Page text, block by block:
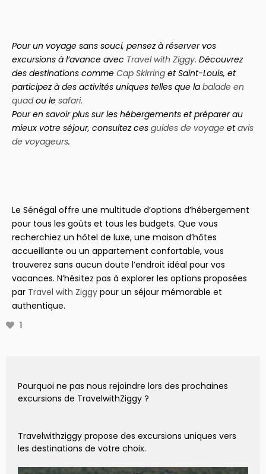
Pour un voyage sans souci, pensez à réserver vos
excursions à l’avance avec Travel with Ziggy. Découvrez
des destinations comme Cap Skirring et Saint-Louis, et
participez à des activités uniques telles que la balade en
quadou le safari.
Pour en savoir plus sur les hébergements et préparer au
mieux votre séjour, consultez ces guides de voyage etavis
de voyageurs.
Le Sénégal offre une multitude d’options d’hébergement
pour tous les goûts et tous les budgets. Que vous
recherchiez un hôtel de luxe, une maison d’hôtes
accueillante ou un appartement confortable, vous
trouverez sans aucun doute l’endroit idéal pour vos
vacances. N’hésitez pas à explorer les options proposées
par Travel with Ziggy pour un séjour mémorable et
authentique.
1
Pourquoi ne pas nous rejoindre lors des prochaines
excursions de TravelwithZiggy ?
Travelwithziggy propose des excursions uniques vers
les destinations de votre choix.